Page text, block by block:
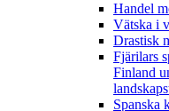
Handel
Vätska i
Drastisk
Fjärilars
Finland
Spanska